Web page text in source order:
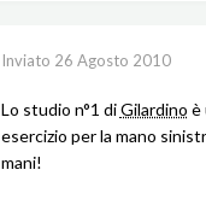
Inviato 26 Agosto 2010
Lo studio n°1 diGilardino è
esercizio per la mano
mani!